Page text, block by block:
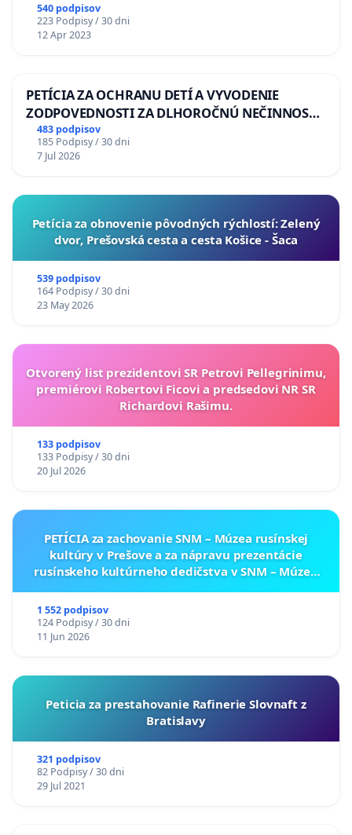
540 podpisov
223 Podpisy / 30 dni
12 Apr 2023
PETÍCIA ZA OCHRANU DETÍ A VYVODENIE
ZODPOVEDNOSTI ZA DLHOROČNÚ NEČINNOSŤ
A ZLYHANIE ŠTÁTU
483 podpisov
185 Podpisy / 30 dni
7 Jul 2026
​Petícia za obnovenie pôvodných rýchlostí: Zelený
dvor, Prešovská cesta a cesta Košice - Šaca
539 podpisov
164 Podpisy / 30 dni
23 May 2026
Otvorený list prezidentovi SR Petrovi Pellegrinimu,
premiérovi Robertovi Ficovi a predsedovi NR SR
Richardovi Rašimu.
133 podpisov
133 Podpisy / 30 dni
20 Jul 2026
PETÍCIA za zachovanie SNM – Múzea rusínskej
kultúry v Prešove a za nápravu prezentácie
rusínskeho kultúrneho dedičstva v SNM – Múzeu
1 552 podpisov
124 Podpisy / 30 dni
11 Jun 2026
Peticia za prestahovanie Rafinerie Slovnaft z
Bratislavy
321 podpisov
82 Podpisy / 30 dni
29 Jul 2021